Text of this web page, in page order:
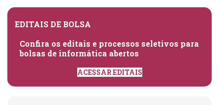
EDITAIS DE BOLSA
Confira os editais e processos seletivos para
bolsas de informática abertos
ACESSAR EDITAIS